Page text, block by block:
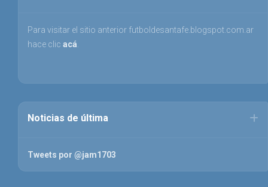
Para visitar el sitio anterior futboldesantafe.blogspot.com.ar
hace clic acá
Noticias de última
Tweets por @jam1703